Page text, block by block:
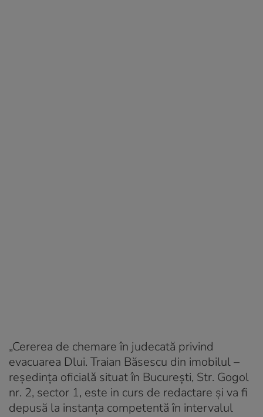
„Cererea de chemare în judecată privind
evacuarea Dlui. Traian Băsescu din imobilul –
reşedinţa oficială situat în Bucureşti, Str. Gogol
nr. 2, sector 1, este in curs de redactare şi va fi
depusă la instanţa competentă în intervalul